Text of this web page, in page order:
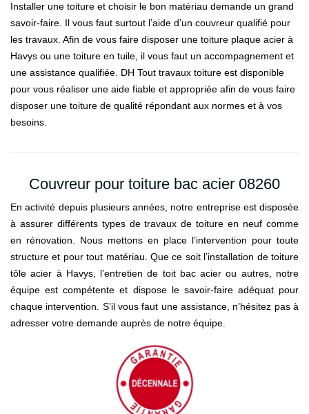
Installer une toiture et choisir le bon matériau demande un grand
savoir-faire. Il vous faut surtout l’aide d’un couvreur qualifié pour
les travaux. Afin de vous faire disposer une toiture plaque acier à
Havys ou une toiture en tuile, il vous faut un accompagnement et
une assistance qualifiée. DH Tout travaux toiture est disponible
pour vous réaliser une aide fiable et appropriée afin de vous faire
disposer une toiture de qualité répondant aux normes et à vos
besoins.
Couvreur pour toiture bac acier 08260
En activité depuis plusieurs années, notre entreprise est disposée
à assurer différents types de travaux de toiture en neuf comme
en rénovation. Nous mettons en place l’intervention pour toute
structure et pour tout matériau. Que ce soit l’installation de toiture
tôle acier à Havys, l’entretien de toit bac acier ou autres, notre
équipe est compétente et dispose le savoir-faire adéquat pour
chaque intervention. S’il vous faut une assistance, n’hésitez pas à
adresser votre demande auprès de notre équipe.